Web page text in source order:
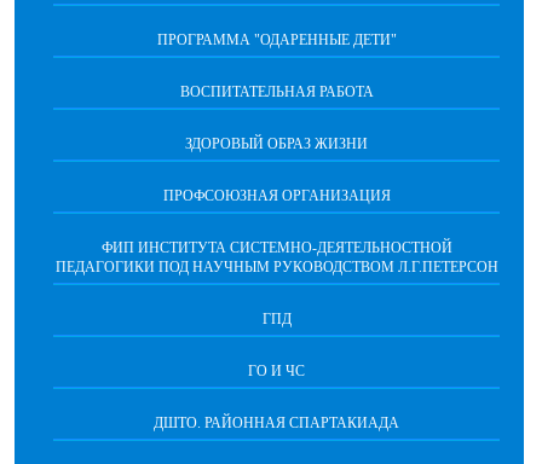
ПРОГРАММА "ОДАРЕННЫЕ ДЕТИ"
ВОСПИТАТЕЛЬНАЯ РАБОТА
ЗДОРОВЫЙ ОБРАЗ ЖИЗНИ
ПРОФСОЮЗНАЯ ОРГАНИЗАЦИЯ
ФИП ИНСТИТУТА СИСТЕМНО-ДЕЯТЕЛЬНОСТНОЙ
ПЕДАГОГИКИ ПОД НАУЧНЫМ РУКОВОДСТВОМ Л.Г.ПЕТЕРСОН
ГПД
ГО И ЧС
ДШТО. РАЙОННАЯ СПАРТАКИАДА